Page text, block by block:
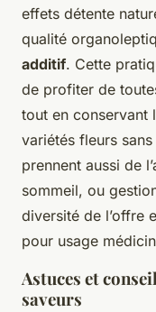
effets détente
qualité
additif. Cette
de profiter de
tout en conservant
variétés fleurs
prennent aussi de
sommeil, ou
diversité de l’offre
pour usage
Astuces et
saveurs